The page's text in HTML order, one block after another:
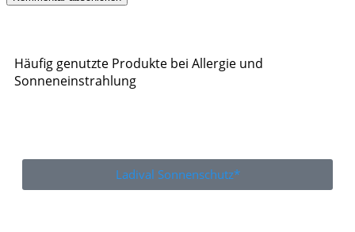
Häufig genutzte Produkte bei Allergie und
Sonneneinstrahlung
Ladival Sonnenschutz*